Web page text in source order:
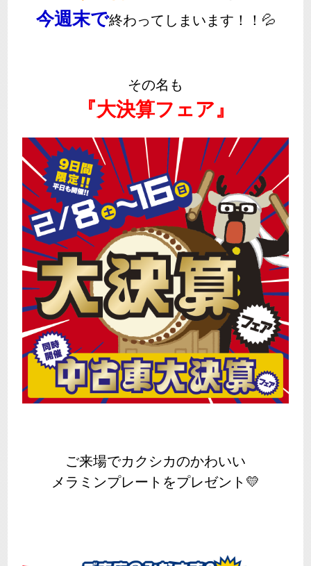
今週末で終わってしまいます！！💦
その名も
『大決算フェア』
ご来場でカクシカのかわいい
メラミンプレートをプレゼント💛